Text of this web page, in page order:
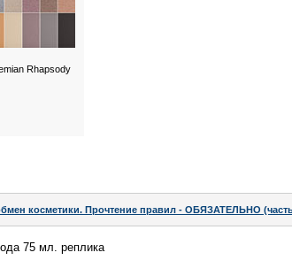
Rhapsody
косметики. Прочтение правил - ОБЯЗАТЕЛЬНО
75 мл. реплика